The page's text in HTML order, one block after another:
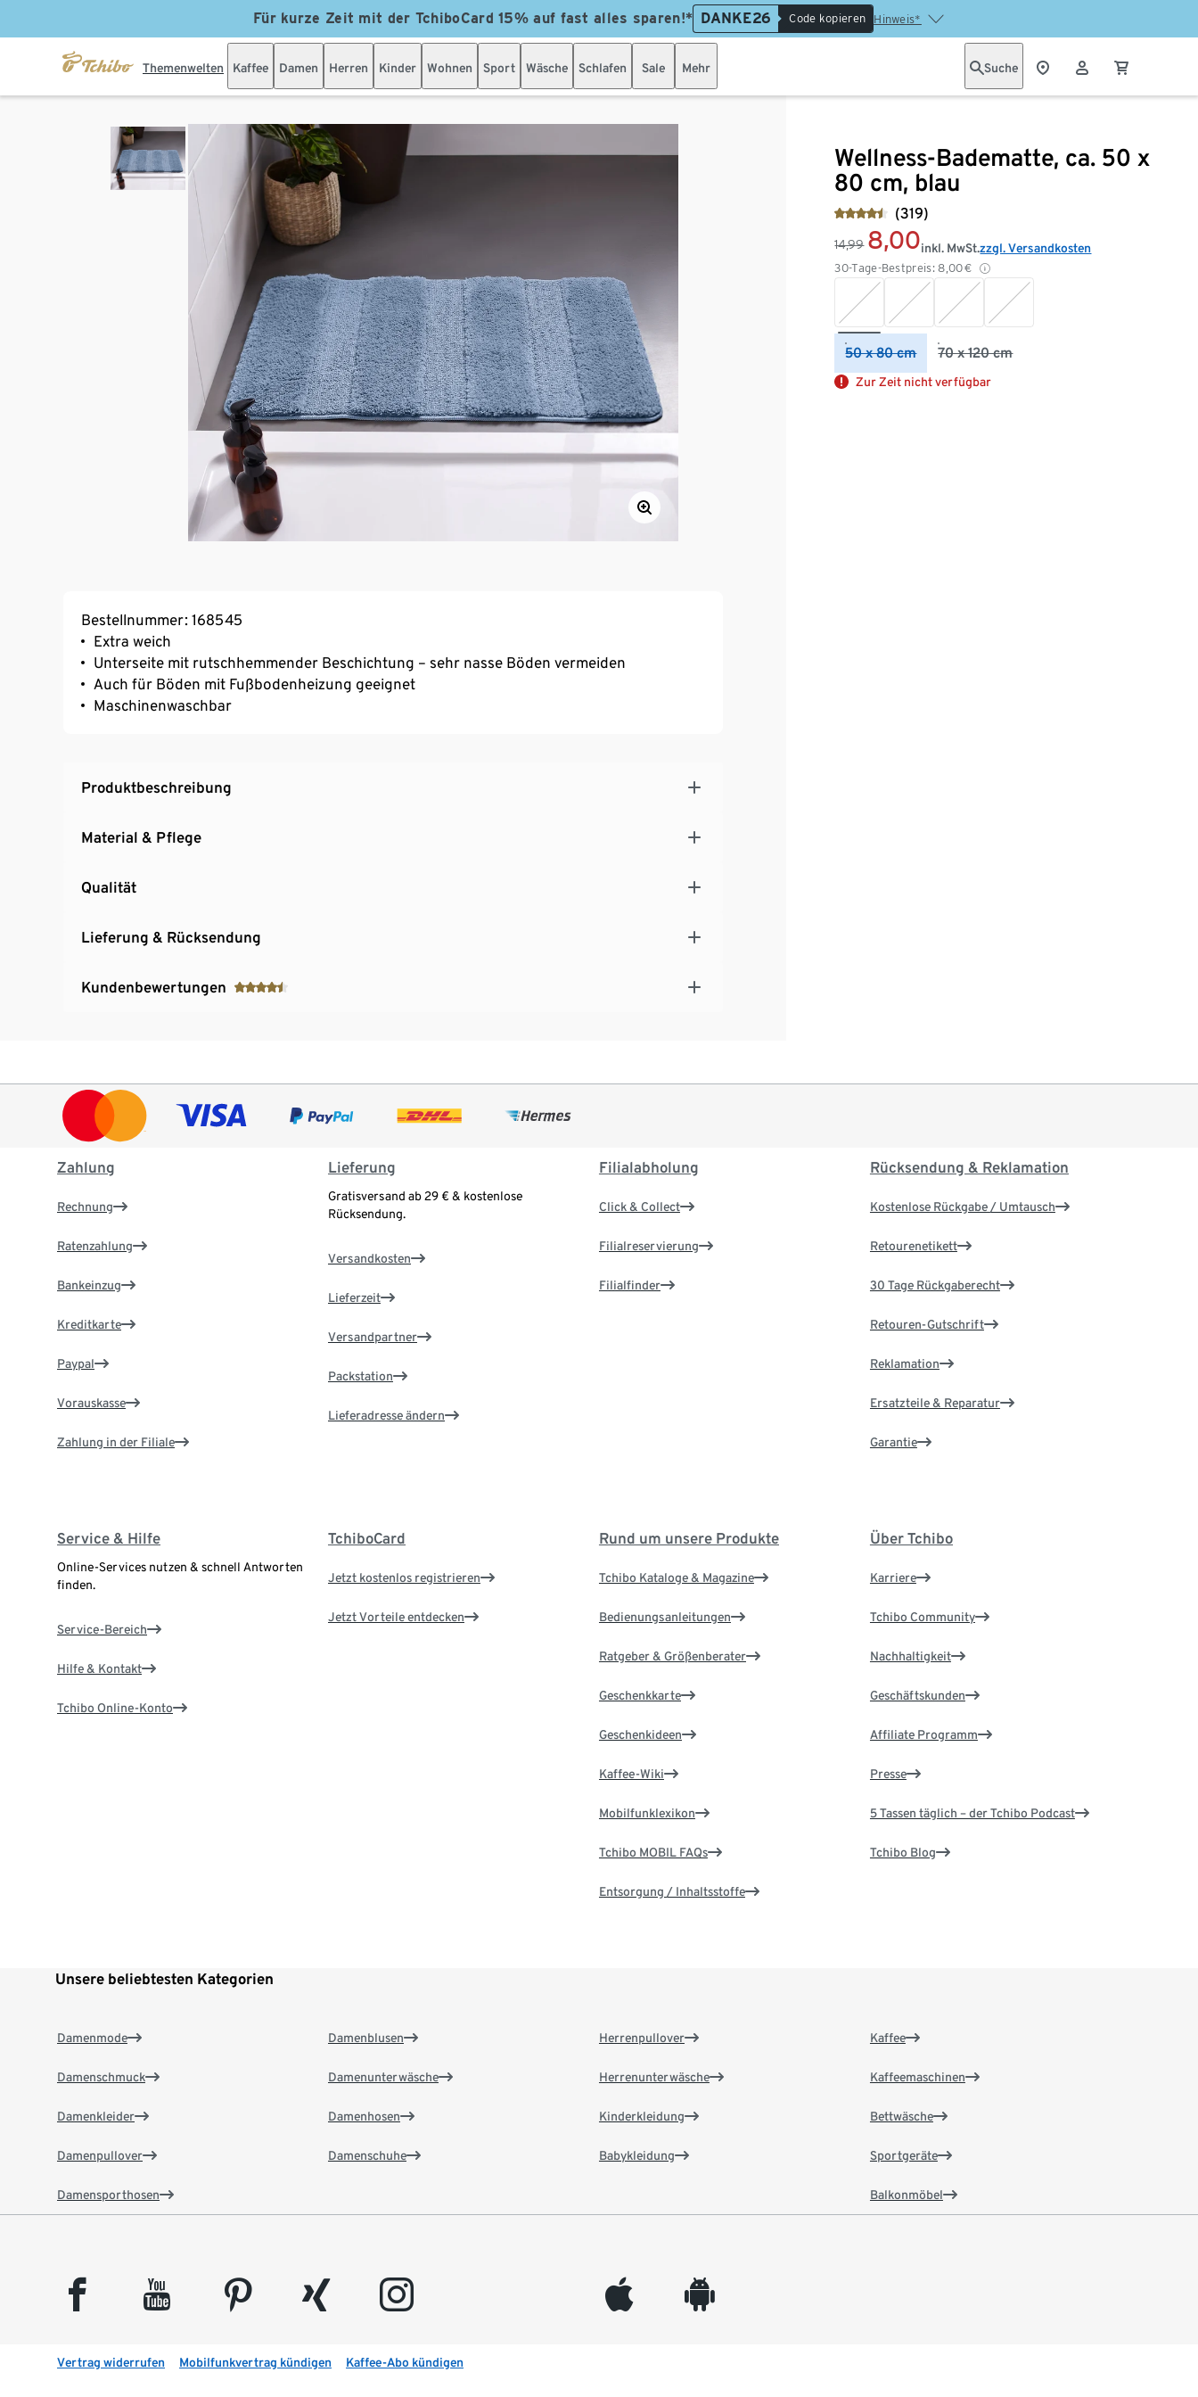
Für kurze Zeit mit der TchiboCard 15% auf fast alles sparen!* DANKE26 Code kopieren Hinweis*
Themenwelten Kaffee Damen Herren Kinder Wohnen Sport Wäsche Schlafen Sale Mehr Suche
Wellness-Badematte, ca. 50 x
80 cm, blau
(319)
14,99 8,00
30-Tage-Bestpreis: 8,00€
inkl. MwSt.zzgl. Versandkosten
50 x 80 cm 70 x 120 cm
Zur Zeit nicht verfügbar
Bestellnummer: 168545
Extra weich
Unterseite mit rutschhemmender Beschichtung – sehr nasse Böden vermeiden
Auch für Böden mit Fußbodenheizung geeignet
Maschinenwaschbar
Produktbeschreibung
Material & Pflege
Qualität
Lieferung & Rücksendung
Kundenbewertungen
Zahlung
Rechnung
Ratenzahlung
Bankeinzug
Kreditkarte
Paypal
Vorauskasse
Zahlung in der Filiale
Lieferung
Gratisversand ab 29 € & kostenlose
Rücksendung.
Versandkosten
Lieferzeit
Versandpartner
Packstation
Lieferadresse ändern
Filialabholung
Click & Collect
Filialreservierung
Filialfinder
Rücksendung & Reklamation
Kostenlose Rückgabe / Umtausch
Retourenetikett
30 Tage Rückgaberecht
Retouren-Gutschrift
Reklamation
Ersatzteile & Reparatur
Garantie
Service & Hilfe
Online-Services nutzen & schnell Antworten
finden.
Service-Bereich
Hilfe & Kontakt
Tchibo Online-Konto
TchiboCard
Jetzt kostenlos registrieren
Jetzt Vorteile entdecken
Rund um unsere Produkte
Tchibo Kataloge & Magazine
Bedienungsanleitungen
Ratgeber & Größenberater
Geschenkkarte
Geschenkideen
Kaffee-Wiki
Mobilfunklexikon
Tchibo MOBIL FAQs
Entsorgung / Inhaltsstoffe
Über Tchibo
Karriere
Tchibo Community
Nachhaltigkeit
Geschäftskunden
Affiliate Programm
Presse
5 Tassen täglich – der Tchibo Podcast
Tchibo Blog
Unsere beliebtesten Kategorien
Damenmode
Damenschmuck
Damenkleider
Damenpullover
Damensporthosen
Damenblusen
Damenunterwäsche
Damenhosen
Damenschuhe
Herrenpullover
Herrenunterwäsche
Kinderkleidung
Babykleidung
Kaffee
Kaffeemaschinen
Bettwäsche
Sportgeräte
Balkonmöbel
facebook youtube pinterest xing instagram appleinc android
Vertrag widerrufen Mobilfunkvertrag kündigen Kaffee-Abo kündigen